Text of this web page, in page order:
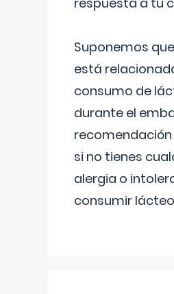
Suponemos
está
consumo de
durante el
recomendación
si no tienes
alergia o
consumir